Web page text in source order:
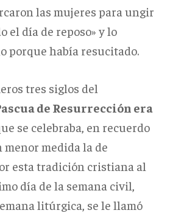
las mujeres para ungir
el día de reposo» y lo
porque había resucitado.
tres siglos del
de Resurrección era
se celebraba, en recuerdo
menor medida la de
esta tradición cristiana al
día de la semana civil,
litúrgica, se le llamó